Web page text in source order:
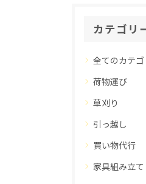
カテゴリ
全てのカテ
荷物運び
草刈り
引っ越し
買い物代行
家具組み立て